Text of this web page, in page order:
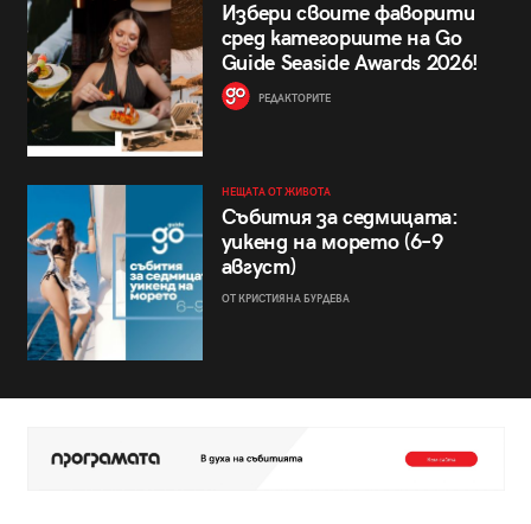
Избери своите фаворити
сред категориите на Go
Guide Seaside Awards 2026!
РЕДАКТОРИТЕ
НЕЩАТА ОТ ЖИВОТА
Събития за седмицата:
уикенд на морето (6–9
август)
ОТ КРИСТИЯНА БУРДЕВА